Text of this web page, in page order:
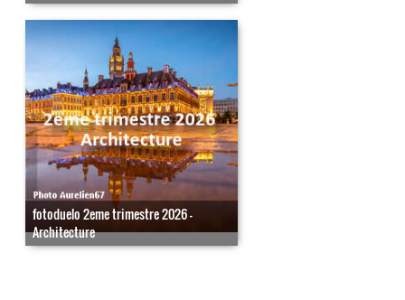
fotoduelo 2eme trimestre 2026 -
Architecture